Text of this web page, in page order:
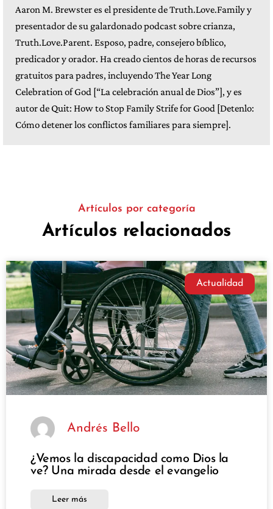
Aaron M. Brewster es el presidente de Truth.Love.Family y
presentador de su galardonado podcast sobre crianza,
Truth.Love.Parent. Esposo, padre, consejero bíblico,
predicador y orador. Ha creado cientos de horas de recursos
gratuitos para padres, incluyendo The Year Long
Celebration of God [“La celebración anual de Dios”], y es
autor de Quit: How to Stop Family Strife for Good [Detenlo:
Cómo detener los conflictos familiares para siempre].
Artículos por categoría
Artículos relacionados
Actualidad
Andrés Bello
¿Vemos la discapacidad como Dios la
ve? Una mirada desde el evangelio
Leer más